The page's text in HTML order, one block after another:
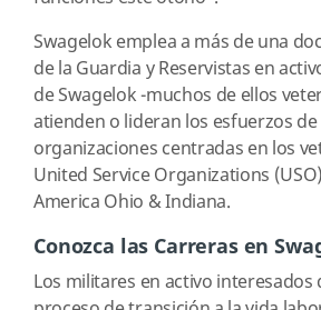
Swagelok emplea a más de una
de la Guardia y Reservistas en
de Swagelok -muchos de ellos
atienden o lideran los esfuerzos
organizaciones centradas en los
United Service Organizations
America Ohio & Indiana.
Conozca las Carreras en
Los militares en activo interesados